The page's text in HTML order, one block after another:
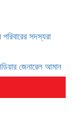
পরিবারের সদস্যরা
জেনারেল আমান